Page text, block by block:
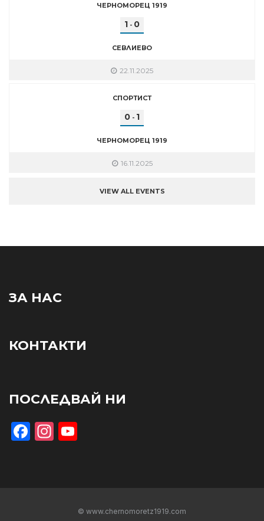
ЧЕРНОМОРЕЦ 1919
1 - 0
СЕВЛИЕВО
22.11.2025
СПОРТИСТ
0 - 1
ЧЕРНОМОРЕЦ 1919
16.11.2025
VIEW ALL EVENTS
ЗА НАС
КОНТАКТИ
ПОСЛЕДВАЙ НИ
Facebook
Instagram
© www.chernomoretz1919.com